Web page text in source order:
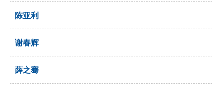
陈亚利
谢春辉
薛之骞